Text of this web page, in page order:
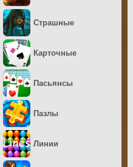
Страшные
Карточные
Пасьянсы
Пазлы
Линии